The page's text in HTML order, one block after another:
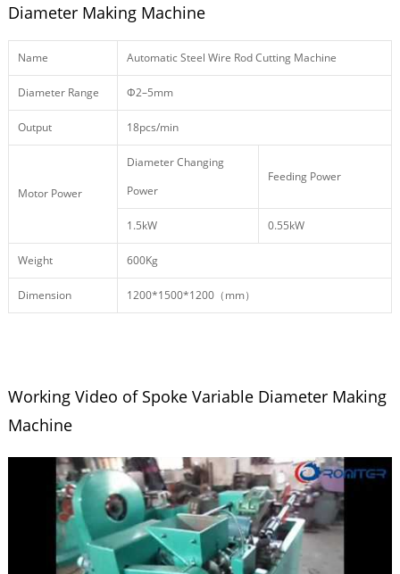
Diameter Making Machine
Name Automatic Steel Wire Rod Cutting Machine
Diameter Range Ф2–5mm
Output 18pcs/min
Motor Power
Diameter Changing
Power
Feeding Power
1.5kW 0.55kW
Weight 600Kg
Dimension 1200*1500*1200（mm）
Working Video of Spoke Variable Diameter Making
Machine